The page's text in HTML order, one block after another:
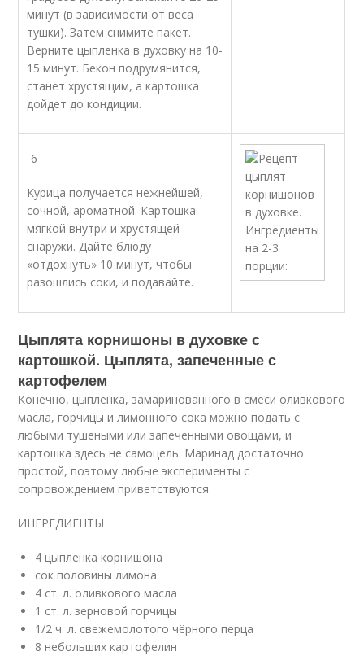
минут (в зависимости от веса
тушки). Затем снимите пакет.
Верните цыпленка в духовку на 10-
15 минут. Бекон подрумянится,
станет хрустящим, а картошка
дойдет до кондиции.
-6-
Курица получается нежнейшей,
сочной, ароматной. Картошка —
мягкой внутри и хрустящей
снаружи. Дайте блюду
«отдохнуть» 10 минут, чтобы
разошлись соки, и подавайте.
Цыплята корнишоны в духовке с
картошкой. Цыплята, запеченные с
картофелем
Конечно, цыплёнка, замаринованного в смеси оливкового
масла, горчицы и лимонного сока можно подать с
любыми тушеными или запеченными овощами, и
картошка здесь не самоцель. Маринад достаточно
простой, поэтому любые эксперименты с
сопровождением приветствуются.
ИНГРЕДИЕНТЫ
4 цыпленка корнишона
сок половины лимона
4 ст. л. оливкового масла
1 ст. л. зерновой горчицы
1/2 ч. л. свежемолотого чёрного перца
8 небольших картофелин